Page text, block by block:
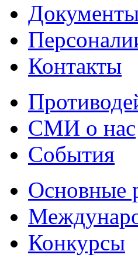
Контакты
СМИ о нас
События
Основные
Конкурсы